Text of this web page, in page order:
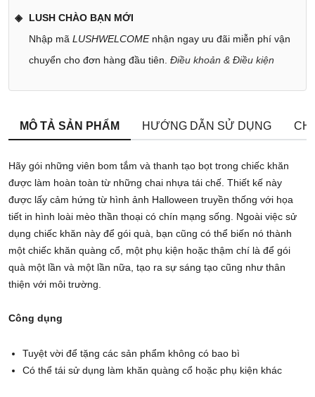
LUSH CHÀO BẠN MỚI
Nhập mã LUSHWELCOMEnhận ngay ưu đãi miễn phí vận
chuyển cho đơn hàng đầu tiên. Điều khoản & Điều kiện
MÔ TẢ SẢN PHẨM HƯỚNG DẪN SỬ DỤNG
Hãy gói những viên bom tắm và thanh tạo bọt trong chiếc khăn
được làm hoàn toàn từ những chai nhựa tái chế. Thiết kế này
được lấy cảm hứng từ hình ảnh Halloween truyền thống với họa
tiết in hình loài mèo thần thoại có chín mạng sống. Ngoài việc sử
dụng chiếc khăn này để gói quà, bạn cũng có thể biến nó thành
một chiếc khăn quàng cổ, một phụ kiện hoặc thậm chí là để gói
quà một lần và một lần nữa, tạo ra sự sáng tạo cũng như thân
thiện với môi trường.
Công dụng
Tuyệt vời để tặng các sản phẩm không có bao bì
Có thể tái sử dụng làm khăn quàng cổ hoặc phụ kiện khác